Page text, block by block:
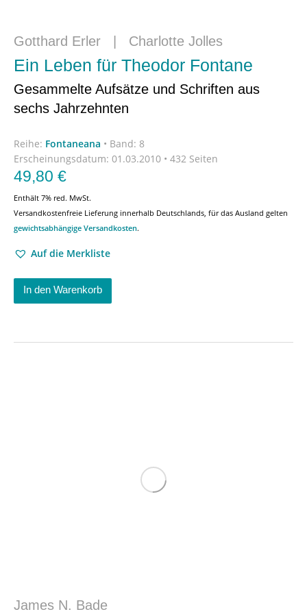
Gotthard Erler | Charlotte Jolles
Ein Leben für Theodor Fontane
Gesammelte Aufsätze und Schriften aus
sechs Jahrzehnten
Reihe: Fontaneana • Band: 8
Erscheinungsdatum: 01.03.2010 • 432 Seiten
49,80 €
Enthält 7% red. MwSt.
Versandkostenfreie Lieferung innerhalb Deutschlands, für das Ausland gelten
gewichtsabhängige Versandkosten.
Auf die Merkliste
In den Warenkorb
James N. Bade